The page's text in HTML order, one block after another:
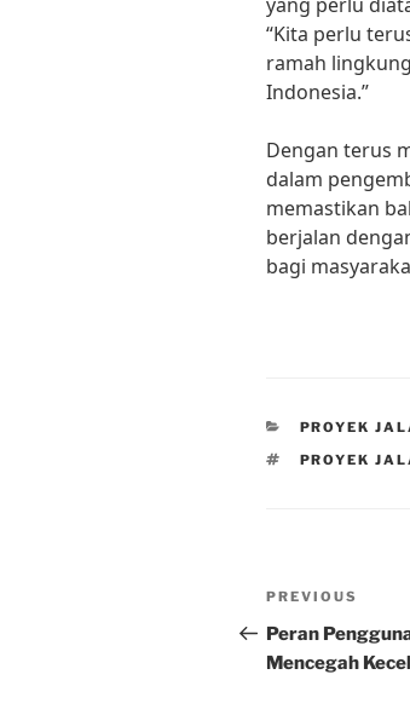
“Kita perlu
ramah
Indonesia.”
Dengan terus
dalam
memastikan
berjalan
bagi
PROYEK
TAGS
PROYEK
Post
Previous
Post
PREVIOUS
Peran
Mencegah